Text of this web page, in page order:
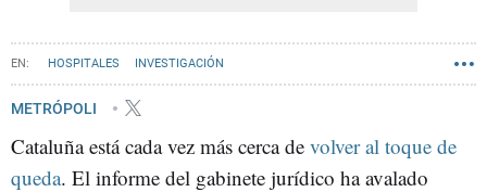
HOSPITALES INVESTIGACIÓN
METRÓPOLI
Cataluña está cada vez más cerca de volver al toque de
queda. El informe del gabinete jurídico ha avalado